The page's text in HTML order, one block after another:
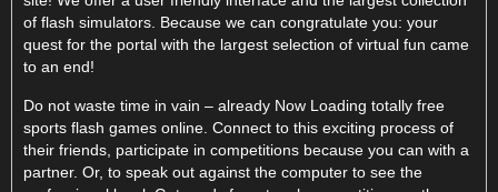
of flash simulators. Because we can congratulate you: your
quest for the portal with the largest selection of virtual fun came
to an end!
Do not waste time in vain – already Now Loading totally free
sports flash games online. Connect to this exciting process of
their friends, participate in competitions because you can with a
partner. Or, to speak out against the computer to see the